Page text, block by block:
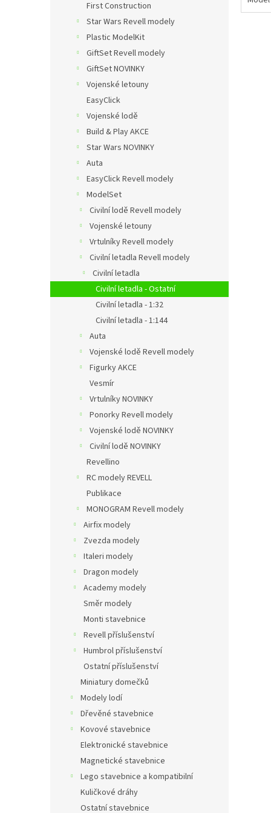
First Construction
Star Wars Revell modely
Plastic ModelKit
GiftSet Revell modely
GiftSet NOVINKY
Vojenské letouny
EasyClick
Vojenské lodě
Build & Play AKCE
Star Wars NOVINKY
Auta
EasyClick Revell modely
ModelSet
Civilní lodě Revell modely
Vojenské letouny
Vrtulníky Revell modely
Civilní letadla Revell modely
Civilní letadla
Civilní letadla - Ostatní
Civilní letadla - 1:32
Civilní letadla - 1:144
Auta
Vojenské lodě Revell modely
Figurky AKCE
Vesmír
Vrtulníky NOVINKY
Ponorky Revell modely
Vojenské lodě NOVINKY
Civilní lodě NOVINKY
Revellino
RC modely REVELL
Publikace
MONOGRAM Revell modely
Airfix modely
Zvezda modely
Italeri modely
Dragon modely
Academy modely
Směr modely
Monti stavebnice
Revell příslušenství
Humbrol příslušenství
Ostatní příslušenství
Miniatury domečků
Modely lodí
Dřevěné stavebnice
Kovové stavebnice
Elektronické stavebnice
Magnetické stavebnice
Lego stavebnice a kompatibilní
Kuličkové dráhy
Ostatní stavebnice